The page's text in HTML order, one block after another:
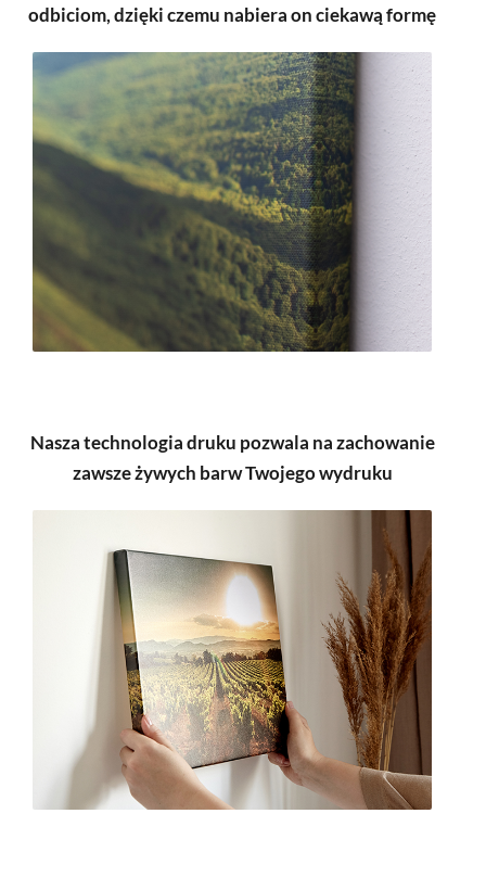
odbiciom, dzięki czemu nabiera on ciekawą formę
Nasza technologia druku pozwala na zachowanie
zawsze żywych barw Twojego wydruku